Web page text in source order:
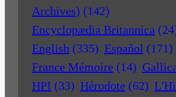
Archives) (142)
Encyclopædia Britannica
English (335) Español (171)
France Mémoire (14)
HPI (33) Hérodote (62)